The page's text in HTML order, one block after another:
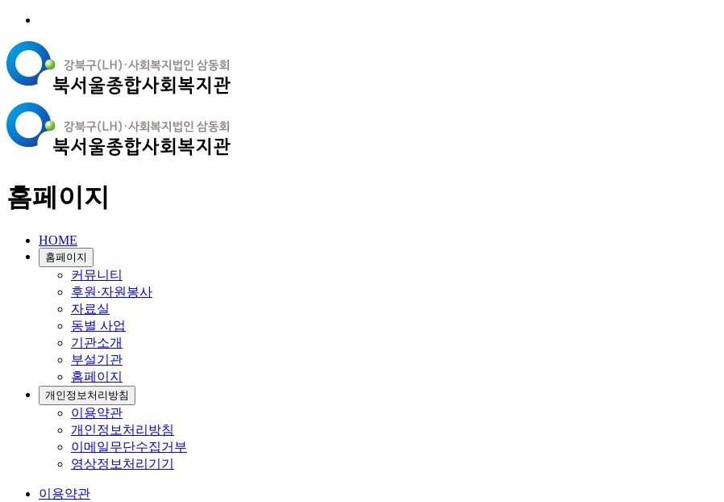
홈페이지
HOME
홈페이지
커뮤니티
후원·자원봉사
자료실
동별 사업
기관소개
부설기관
홈페이지
개인정보처리방침
이용약관
개인정보처리방침
이메일무단수집거부
영상정보처리기기
이용약관